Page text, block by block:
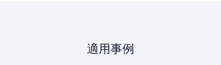
適用事例